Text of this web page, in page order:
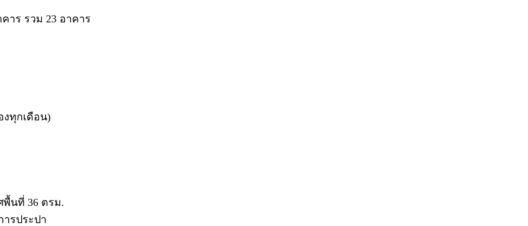
าร รวม 23 อาคาร
งทุกเดือน)
พื้นที่ 36 ตรม.
รประปา